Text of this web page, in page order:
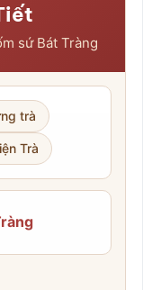
sứ Bát Tràng
trà
Trà